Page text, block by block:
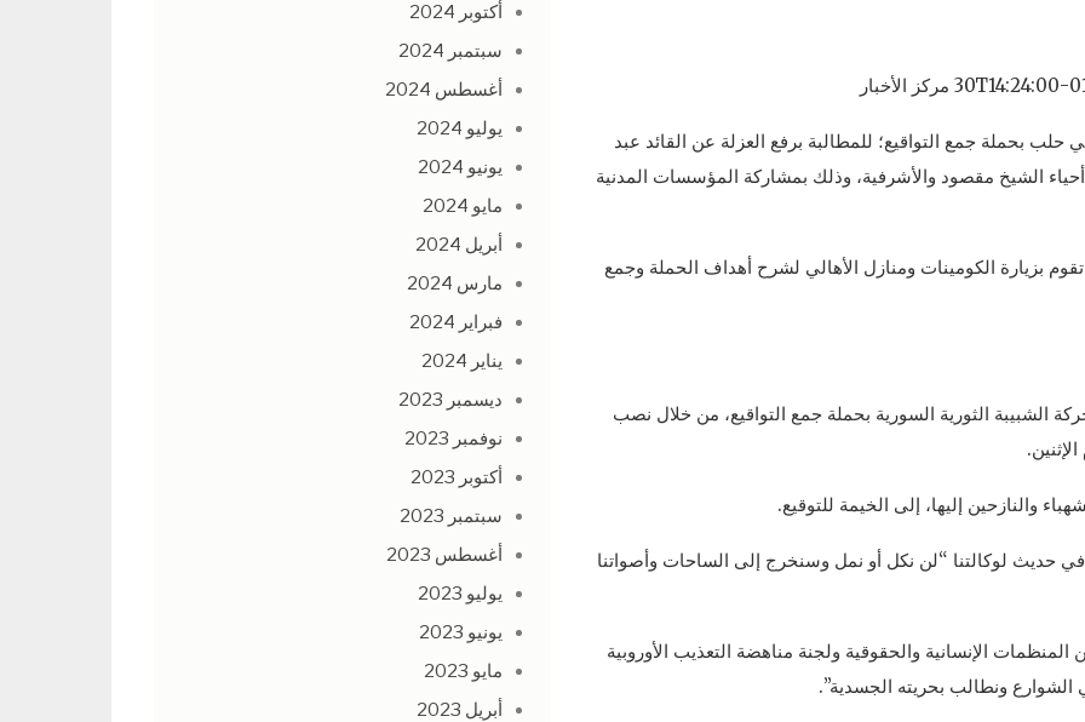
حلب بحملة جمع التواقيع؛ للمطالبة برفع العزلة عن القائد عبد
أحياء الشيخ مقصود والأشرفية، وذلك بمشاركة المؤسسات المدنية
الكومينات ومنازل الأهالي لشرح أهداف الحملة وجمع
الشبيبة الثورية السورية بحملة جمع التواقيع، من خلال نصب
والنازحين إليها، إلى الخيمة للتوقيع.
حديث لوكالتنا “لن نكل أو نمل وسنخرج إلى الساحات وأصواتنا
الإنسانية والحقوقية ولجنة مناهضة التعذيب الأوروبية
الشوارع ونطالب بحريته الجسدية”.
أكتوبر 2024
سبتمبر 2024
أغسطس 2024
يوليو 2024
يونيو 2024
مايو 2024
أبريل 2024
مارس 2024
فبراير 2024
يناير 2024
ديسمبر 2023
نوفمبر 2023
أكتوبر 2023
سبتمبر 2023
أغسطس 2023
يوليو 2023
يونيو 2023
مايو 2023
أبريل 2023